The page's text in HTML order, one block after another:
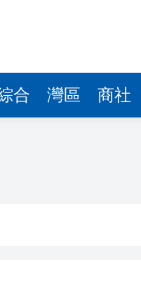
合 灣區 商社
億
章
向現代